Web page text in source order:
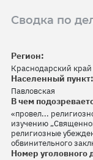
Сводка по
Регион:
Краснодарский край
Населенный пункт:
Павловская
В чем
«провел...
изучению
религиозные
обвинительного
Номер уголовного